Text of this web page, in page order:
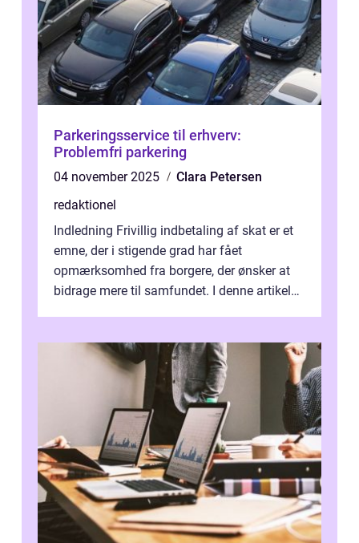
Parkeringsservice til erhverv:
Problemfri parkering
04 november 2025
Clara Petersen
redaktionel
Indledning Frivillig indbetaling af skat er et
emne, der i stigende grad har fået
opmærksomhed fra borgere, der ønsker at
bidrage mere til samfundet. I denne artikel